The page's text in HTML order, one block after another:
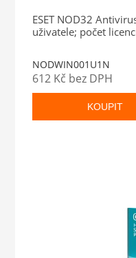
ESET NOD32
uživatele; počet
NODWIN001U1N
612 Kč bez DPH
KOUPIT